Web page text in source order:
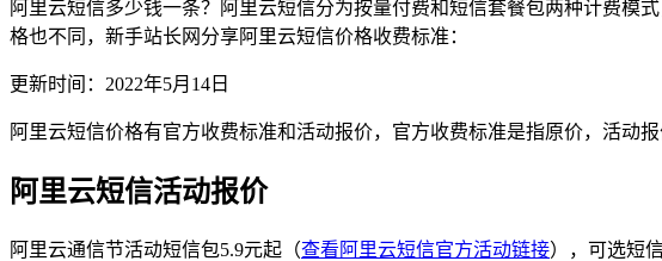
阿里云短信多少钱一条？阿里云短信分为按量付费和短信套餐包两种计费模
格也不同，新手站长网分享阿里云短信价格收费标准：
更新时间：2022年5月14日
阿里云短信价格有官方收费标准和活动报价，官方收费标准是指原价，活动
阿里云短信活动报价
阿里云通信节活动短信包5.9元起（查看阿里云短信官方活动链接），可选短